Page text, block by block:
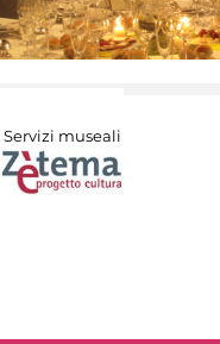
Servizi museali